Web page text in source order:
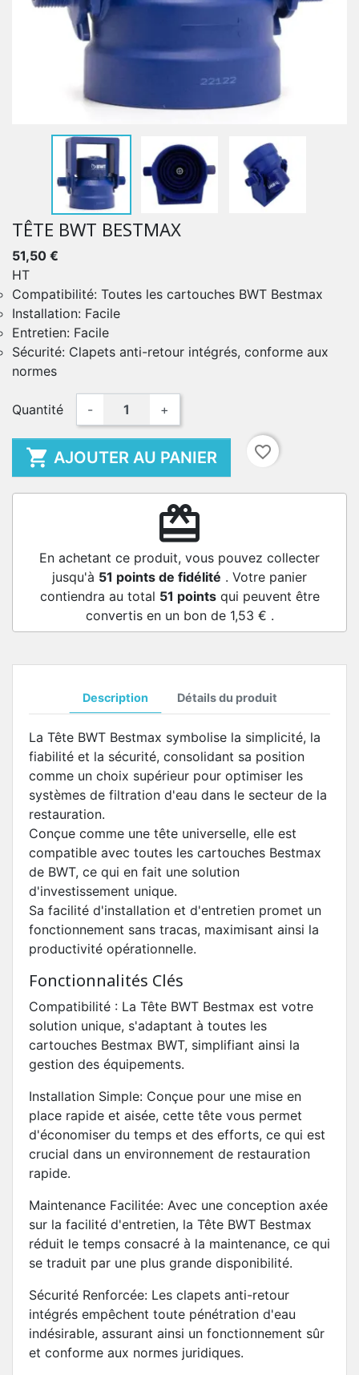
TÊTE BWT BESTMAX
51,50 €
HT
Compatibilité: Toutes les cartouches BWT Bestmax
Installation: Facile
Entretien: Facile
Sécurité: Clapets anti-retour intégrés, conforme aux
normes
Quantité - +
 AJOUTER AU PANIER favorite_border
redeem
En achetant ce produit, vous pouvez collecter
jusqu'à 51 points de fidélité . Votre panier
contiendra au total 51 pointsqui peuvent être
convertis en un bon de 1,53 € .
Description Détails du produit
La Tête BWT Bestmax symbolise la simplicité, la
fiabilité et la sécurité, consolidant sa position
comme un choix supérieur pour optimiser les
systèmes de filtration d'eau dans le secteur de la
restauration.
Conçue comme une tête universelle, elle est
compatible avec toutes les cartouches Bestmax
de BWT, ce qui en fait une solution
d'investissement unique.
Sa facilité d'installation et d'entretien promet un
fonctionnement sans tracas, maximisant ainsi la
productivité opérationnelle.
Fonctionnalités Clés
Compatibilité : La Tête BWT Bestmax est votre
solution unique, s'adaptant à toutes les
cartouches Bestmax BWT, simplifiant ainsi la
gestion des équipements.
Installation Simple: Conçue pour une mise en
place rapide et aisée, cette tête vous permet
d'économiser du temps et des efforts, ce qui est
crucial dans un environnement de restauration
rapide.
Maintenance Facilitée: Avec une conception axée
sur la facilité d'entretien, la Tête BWT Bestmax
réduit le temps consacré à la maintenance, ce qui
se traduit par une plus grande disponibilité.
Sécurité Renforcée: Les clapets anti-retour
intégrés empêchent toute pénétration d'eau
indésirable, assurant ainsi un fonctionnement sûr
et conforme aux normes juridiques.